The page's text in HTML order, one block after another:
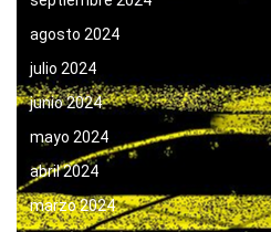
agosto 2024
julio 2024
junio 2024
mayo 2024
abril 2024
marzo 2024